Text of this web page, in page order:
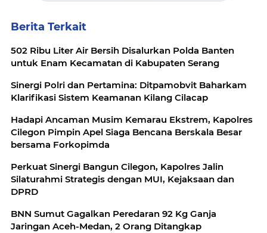
Berita Terkait
502 Ribu Liter Air Bersih Disalurkan Polda Banten
untuk Enam Kecamatan di Kabupaten Serang
Sinergi Polri dan Pertamina: Ditpamobvit Baharkam
Klarifikasi Sistem Keamanan Kilang Cilacap
Hadapi Ancaman Musim Kemarau Ekstrem, Kapolres
Cilegon Pimpin Apel Siaga Bencana Berskala Besar
bersama Forkopimda
Perkuat Sinergi Bangun Cilegon, Kapolres Jalin
Silaturahmi Strategis dengan MUI, Kejaksaan dan
DPRD
BNN Sumut Gagalkan Peredaran 92 Kg Ganja
Jaringan Aceh-Medan, 2 Orang Ditangkap